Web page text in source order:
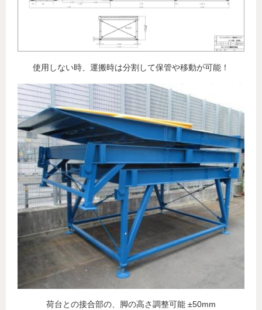
使用しない時、運搬時は分割して保管や移動が可能！
荷台との接合部の、脚の高さ調整可能 ±50mm